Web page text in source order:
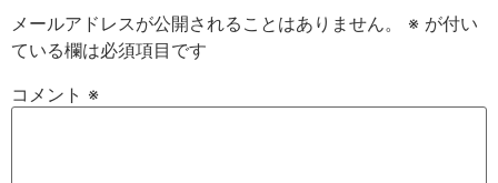
メールアドレスが公開されることはありません。 ※ が付い
ている欄は必須項目です
コメント ※